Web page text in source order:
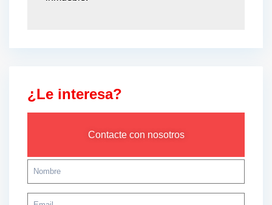
¿Le interesa?
Contacte con nosotros